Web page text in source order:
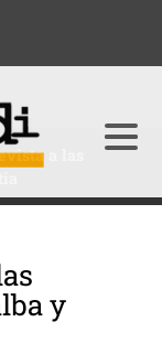
a las
y